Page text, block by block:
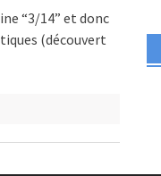
“3/14” et donc
(découvert